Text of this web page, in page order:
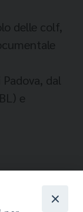
delle colf,
dal
e